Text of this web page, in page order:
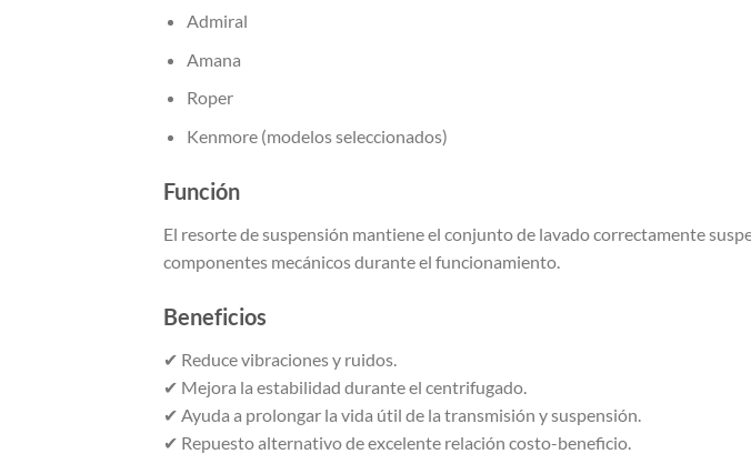
Admiral
Amana
Roper
Kenmore (modelos seleccionados)
Función
El resorte de suspensión mantiene el conjunto de lavado correctamente
componentes mecánicos durante el funcionamiento.
Beneficios
✔ Reduce vibraciones y ruidos.
✔ Mejora la estabilidad durante el centrifugado.
✔ Ayuda a prolongar la vida útil de la transmisión y suspensión.
✔ Repuesto alternativo de excelente relación costo-beneficio.